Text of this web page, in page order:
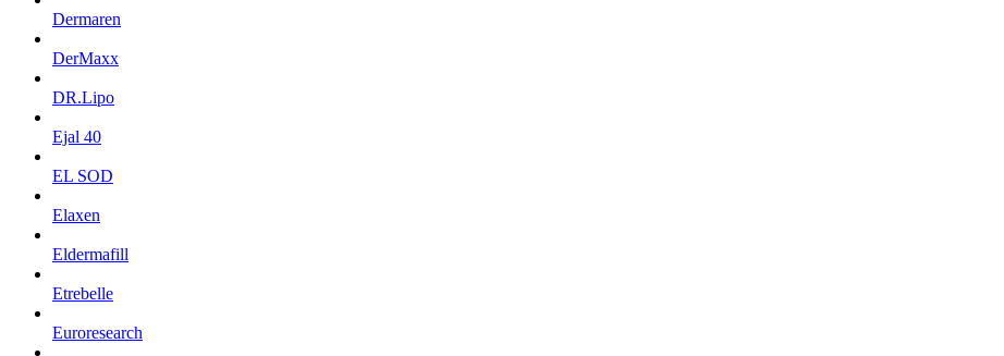
Dermaren
DerMaxx
DR.Lipo
Ejal 40
EL SOD
Elaxen
Eldermafill
Etrebelle
Euroresearch